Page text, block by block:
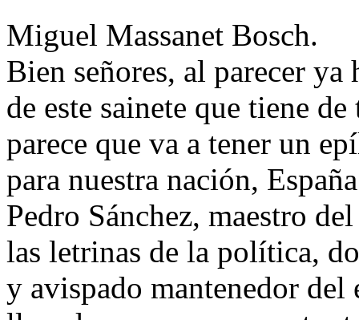
Miguel Massanet Bosch.
Bien señores, al parecer
de este sainete que tiene
parece que va a tener un
para nuestra nación,
Pedro Sánchez, maestro
las letrinas de la política,
y avispado mantenedor del